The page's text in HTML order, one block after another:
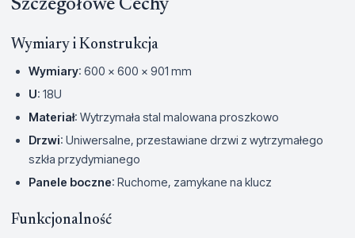
Szczegółowe Cechy
Wymiary i Konstrukcja
Wymiary: 600 x 600 x 901 mm
U: 18U
Materiał: Wytrzymała stal malowana proszkowo
Drzwi: Uniwersalne, przestawiane drzwi z wytrzymałego
szkła przydymianego
Panele boczne: Ruchome, zamykane na klucz
Funkcjonalność